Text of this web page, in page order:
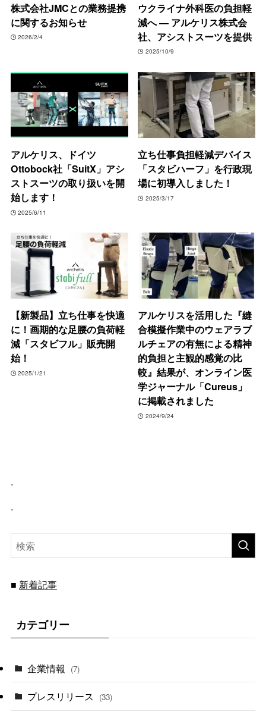
株式会社JMCとの業務提携
に関するお知らせ
2026/2/4
ウクライナ外科医の負担軽
減へ ― アルケリス株式会
社、アシストスーツを提供
2025/10/9
アルケリス、ドイツ
Ottobock社「SuitX」アシ
ストスーツの取り扱いを開
始します！
2025/6/11
立ち仕事負担軽減デバイス
「スタビハーフ」を行政現
場に初導入しました！
2025/3/17
【新製品】立ち仕事を快適
に！画期的な足腰の負荷軽
減「スタビフル」販売開
始！
2025/1/21
アルケリスを活用した『縫
合模擬作業中のウェアラブ
ルチェアの有無による精神
的負担と主観的感覚の比
較』結果が、オンライン医
学ジャーナル「Cureus」
に掲載されました
2024/9/24
.
.
■ 新着記事
カテゴリー
企業情報 (7)
プレスリリース (33)